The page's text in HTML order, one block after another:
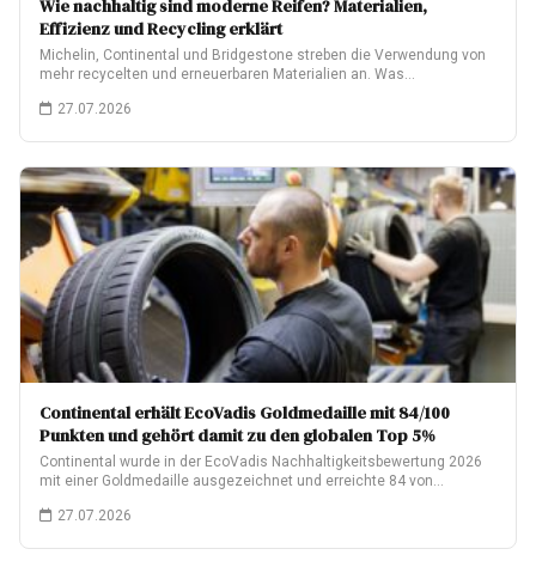
Wie nachhaltig sind moderne Reifen? Materialien,
Effizienz und Recycling erklärt
Michelin, Continental und Bridgestone streben die Verwendung von
mehr recycelten und erneuerbaren Materialien an. Was…
27.07.2026
Continental erhält EcoVadis Goldmedaille mit 84/100
Punkten und gehört damit zu den globalen Top 5%
Continental wurde in der EcoVadis Nachhaltigkeitsbewertung 2026
mit einer Goldmedaille ausgezeichnet und erreichte 84 von…
27.07.2026